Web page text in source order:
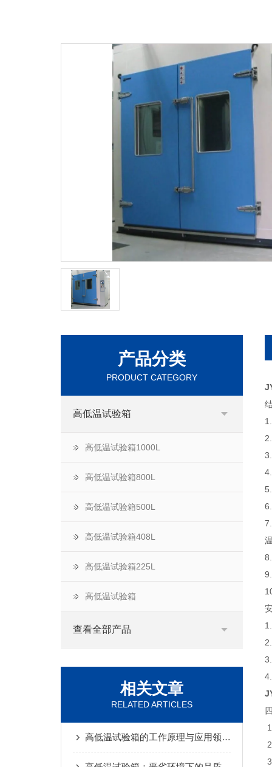
产品分类
PRODUCT CATEGORY
高低温试验箱
高低温试验箱1000L
高低温试验箱800L
高低温试验箱500L
高低温试验箱408L
高低温试验箱225L
高低温试验箱
查看全部产品
相关文章
RELATED ARTICLES
高低温试验箱的工作原理与应用领域详解